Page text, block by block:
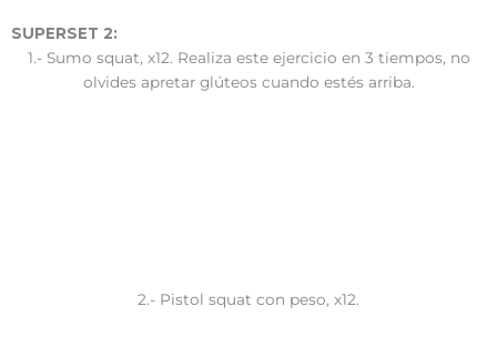
SUPERSET 2:
1.- Sumo squat, x12. Realiza este ejercicio en 3 tiempos, no
olvides apretar glúteos cuando estés arriba.
2.- Pistol squat con peso, x12.